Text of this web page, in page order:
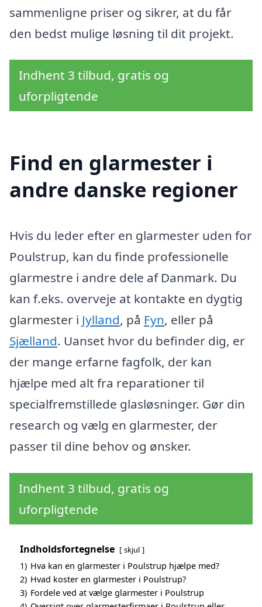
sammenligne priser og sikrer, at du får
den bedst mulige løsning til dit projekt.
Indhent 3 tilbud, gratis og
uforpligtende
Find en glarmester i
andre danske regioner
Hvis du leder efter en glarmester uden for
Poulstrup, kan du finde professionelle
glarmestre i andre dele af Danmark. Du
kan f.eks. overveje at kontakte en dygtig
glarmester i Jylland, på Fyn, eller på
Sjælland. Uanset hvor du befinder dig, er
der mange erfarne fagfolk, der kan
hjælpe med alt fra reparationer til
specialfremstillede glasløsninger. Gør din
research og vælg en glarmester, der
passer til dine behov og ønsker.
Indhent 3 tilbud, gratis og
uforpligtende
Indholdsfortegnelse skjul
1) Hva kan en glarmester i Poulstrup hjælpe med?
2) Hvad koster en glarmester i Poulstrup?
3) Fordele ved at vælge glarmester i Poulstrup